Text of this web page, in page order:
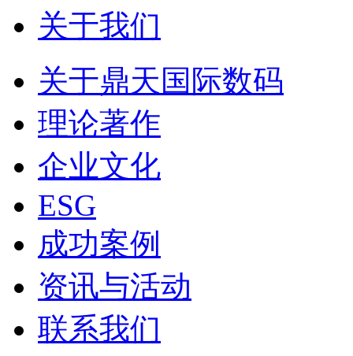
关于我们
关于鼎天国际数码
理论著作
企业文化
ESG
成功案例
资讯与活动
联系我们